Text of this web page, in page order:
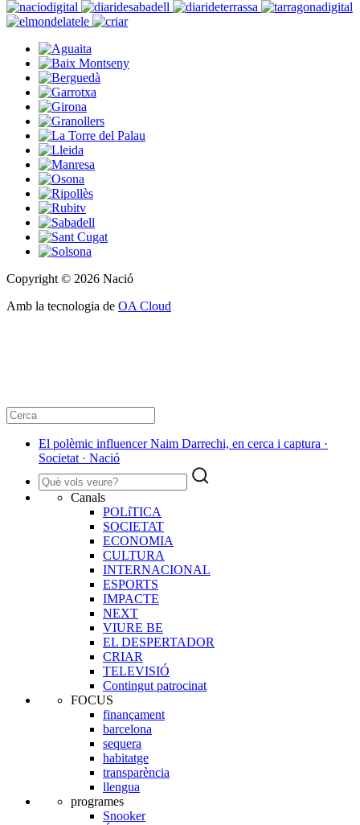
Copyright © 2026 Nació
Amb la tecnologia de OA Cloud
El polèmic influencer Naim Darrechi, en cerca i captura ·
Societat · Nació
Canals
POLíTICA
SOCIETAT
ECONOMIA
CULTURA
INTERNACIONAL
ESPORTS
IMPACTE
NEXT
VIURE BE
EL DESPERTADOR
CRIAR
TELEVISIÓ
Contingut patrocinat
FOCUS
finançament
barcelona
sequera
habitatge
transparència
llengua
programes
Snooker